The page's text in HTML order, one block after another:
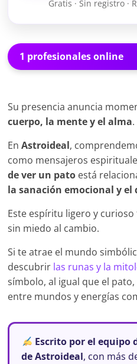
Gratis · Sin registro ·
1 profesionales online
Su presencia anuncia
cuerpo, la mente y el alma.
EnAstroideal,
como mensajeros
de ver un pato está
la sanación emocional y
Este espíritu ligero y
sin miedo al cambio.
Si te atrae el mundo
descubrir las runas y la
símbolo, al igual que el
entre mundos y energías
Escrito por el equipo
de Astroideal, con más